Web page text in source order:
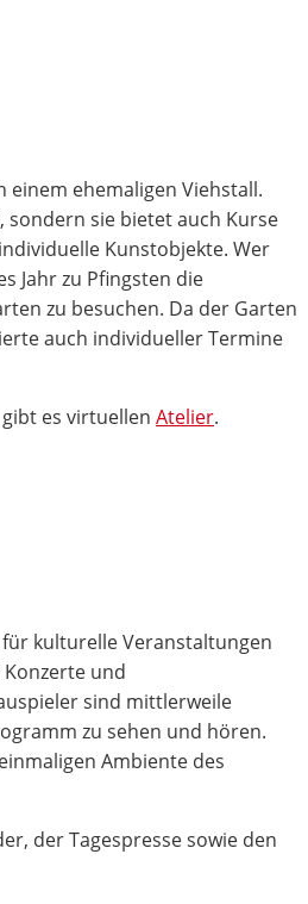
einem ehemaligen Viehstall.
sie bietet auch Kurse
Kunstobjekte. Wer
Jahr zu Pfingsten die
zu besuchen. Da der Garten
auch individueller Termine
es virtuellen Atelier.
kulturelle Veranstaltungen
und
sind mittlerweile
zu sehen und hören.
Ambiente des
der Tagespresse sowie den